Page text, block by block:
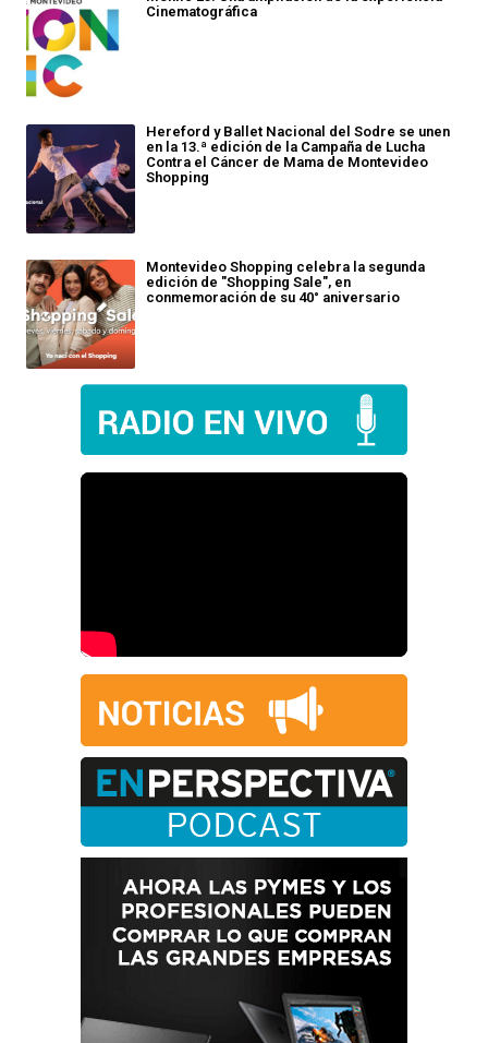
Cinematográfica
Hereford y Ballet Nacional del Sodre se unen
en la 13.ª edición de la Campaña de Lucha
Contra el Cáncer de Mama de Montevideo
Shopping
Montevideo Shopping celebra la segunda
edición de "Shopping Sale", en
conmemoración de su 40° aniversario